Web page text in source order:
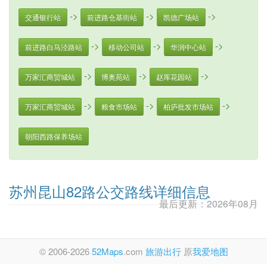
交通银行站 -> 前进路仓基街站 -> 凯德广场站 ->
前进路白马泾路站 -> 移动公司站 -> 华润中心站 ->
万家汇商贸城站 -> 博奥苑站 -> 赵厍花园站 ->
万家汇商贸城站 -> 粮食市场站 -> 柏庐批发市场站 ->
朝阳西路保养场站
苏州昆山82路公交路线详细信息
最后更新：2026年08月
© 2006-202652Maps.com 旅游出行原我爱地图